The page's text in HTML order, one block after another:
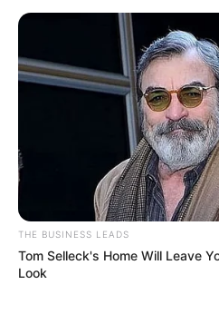
THE BUSINESS LEADS
Tom Selleck's Home Will Leave
Look